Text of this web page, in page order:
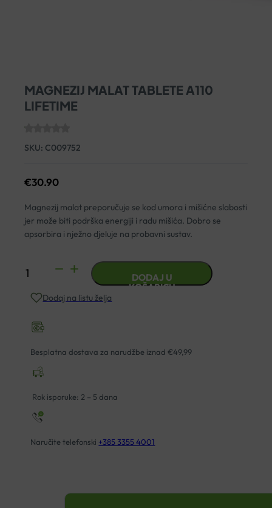
MAGNEZIJ MALAT TABLETE A110
LIFETIME
SKU: C009752
€30.90
Magnezij malat preporučuje se kod umora i mišićne slabosti
jer može biti podrška energiji i radu mišića. Dobro se
apsorbira i nježno djeluje na probavni sustav.
MAGNEZIJ
TABLETE
LIFETIME
količina
DODAJ U
KOŠARICU
Dodaj na listu želja
Besplatna dostava za narudžbe iznad €49,99
Rok isporuke: 2 – 5 dana
Naručite telefonski +385 3355 4001